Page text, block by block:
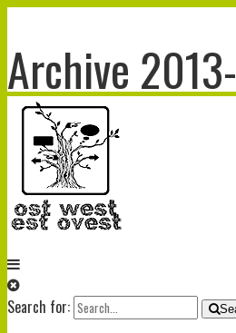
Archive
Search for: